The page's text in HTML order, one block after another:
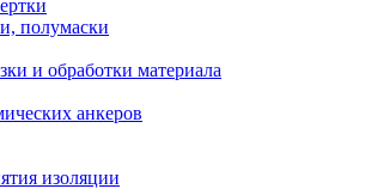
полумаски
и обработки материала
анкеров
изоляции